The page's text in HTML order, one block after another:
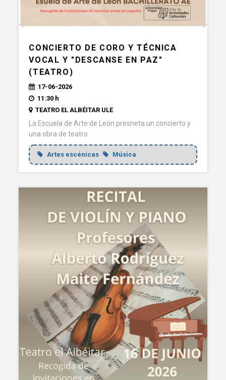
CONCIERTO DE CORO Y TÉCNICA
VOCAL Y "DESCANSE EN PAZ"
(TEATRO)
17-06-2026
11:30 h
TEATRO EL ALBÉITAR ULE
La Escuela de Arte de León presneta un concierto y
una obra de teatro
Artes escénicas Música